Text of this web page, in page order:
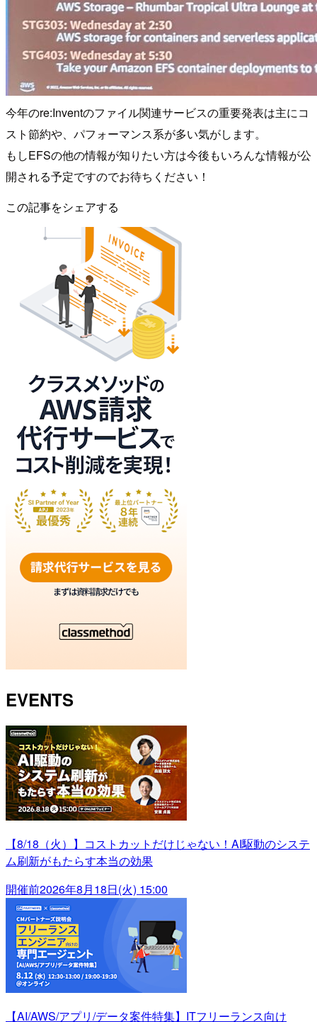
今年のre:Inventのファイル関連サービスの重要発表は主にコ
スト節約や、パフォーマンス系が多い気がします。
もしEFSの他の情報が知りたい方は今後もいろんな情報が公
開される予定ですのでお待ちください！
この記事をシェアする
EVENTS
【8/18（火）】コストカットだけじゃない！AI駆動のシステ
ム刷新がもたらす本当の効果
開催前2026年8月18日(火) 15:00
【AI/AWS/アプリ/データ案件特集】ITフリーランス向け